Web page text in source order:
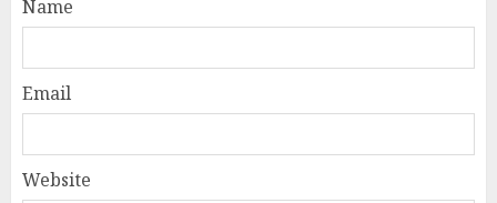
Name
Email
Website